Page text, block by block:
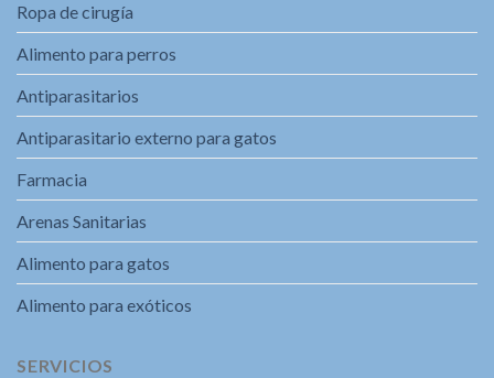
Ropa de cirugía
Alimento para perros
Antiparasitarios
Antiparasitario externo para gatos
Farmacia
Arenas Sanitarias
Alimento para gatos
Alimento para exóticos
SERVICIOS